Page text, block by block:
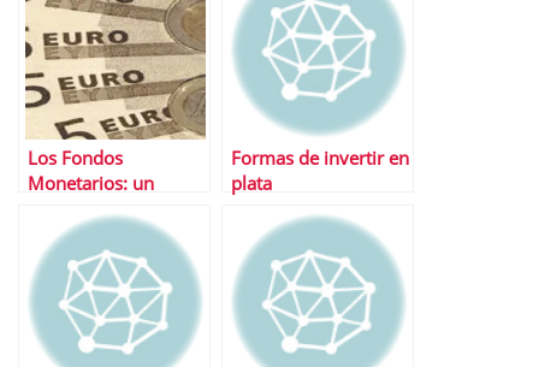
Los Fondos
Monetarios: un
gestora
Formas de invertir en
plata